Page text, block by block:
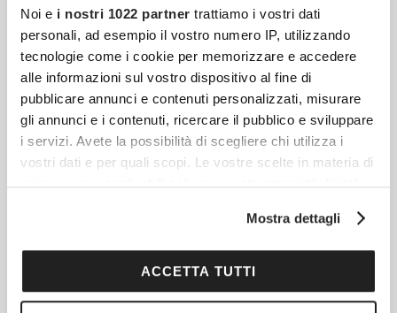
Noi e i nostri 1022 partner trattiamo i vostri dati
personali, ad esempio il vostro numero IP, utilizzando
tecnologie come i cookie per memorizzare e accedere
alle informazioni sul vostro dispositivo al fine di
pubblicare annunci e contenuti personalizzati, misurare
gli annunci e i contenuti, ricercare il pubblico e sviluppare
i servizi. Avete la possibilità di scegliere chi utilizza i
vostri dati e per quali scopi. Le vostre scelte in materia di
privacy sono applicabili solo su questa proprietà digitale
modificare o revocare il proprio consenso in qualsiasi
momento dalla Dichiarazione sui cookie o facendo clic
sull'icona di attivazione della privacy.
Mostra dettagli
ACCETTA TUTTI
Articoli più recenti
L’Egitto è una terra di fascino eterno, dove
storia e cultura si intrecciano in un reticolo di
leggende, monumenti e tradizioni millenarie.